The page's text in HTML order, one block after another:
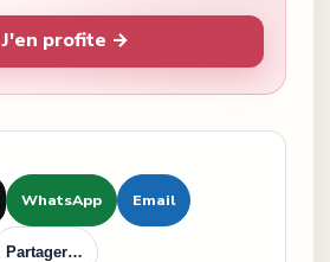
J'en profite →
WhatsApp Email
Partager…